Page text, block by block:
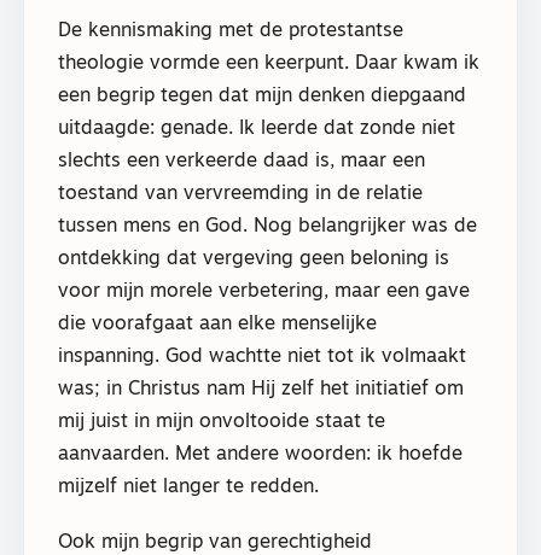
De kennismaking met de protestantse
theologie vormde een keerpunt. Daar kwam ik
een begrip tegen dat mijn denken diepgaand
uitdaagde: genade. Ik leerde dat zonde niet
slechts een verkeerde daad is, maar een
toestand van vervreemding in de relatie
tussen mens en God. Nog belangrijker was de
ontdekking dat vergeving geen beloning is
voor mijn morele verbetering, maar een gave
die voorafgaat aan elke menselijke
inspanning. God wachtte niet tot ik volmaakt
was; in Christus nam Hij zelf het initiatief om
mij juist in mijn onvoltooide staat te
aanvaarden. Met andere woorden: ik hoefde
mijzelf niet langer te redden.
Ook mijn begrip van gerechtigheid